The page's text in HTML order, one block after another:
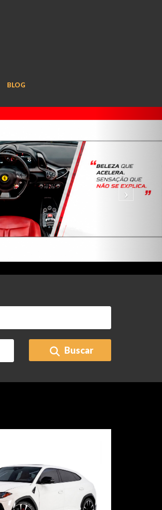
BLOG
Buscar